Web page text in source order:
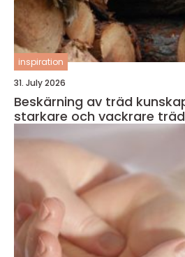
inspiration
31. July 2026
Beskärning av träd kunskap som ger
starkare och vackrare träd